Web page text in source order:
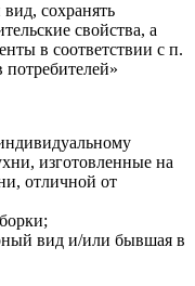
сохранять
свойства, а
в соответствии с п.
потребителей»
изготовленные на
отличной от
вид и/или бывшая в